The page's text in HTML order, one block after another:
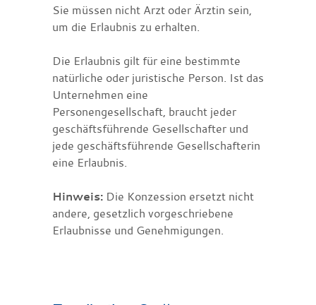
Sie müssen nicht Arzt oder Ärztin sein,
um die Erlaubnis zu erhalten.
Die Erlaubnis gilt für eine bestimmte
natürliche oder juristische Person. Ist das
Unternehmen eine
Personengesellschaft, braucht jeder
geschäftsführende Gesellschafter und
jede geschäftsführende Gesellschafterin
eine Erlaubnis.
Hinweis: Die Konzession ersetzt nicht
andere, gesetzlich vorgeschriebene
Erlaubnisse und Genehmigungen.